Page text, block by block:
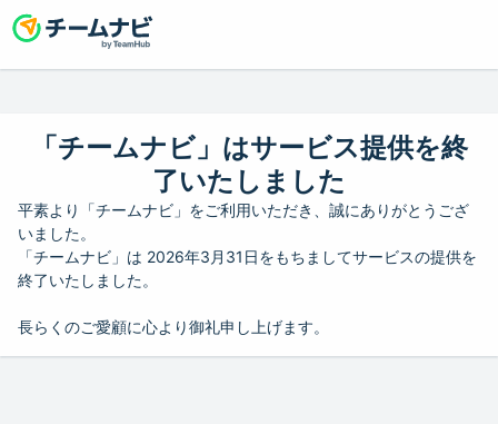
「チームナビ」はサービス提供を終
了いたしました
平素より「チームナビ」をご利用いただき、誠にありがとうござ
いました。
「チームナビ」は 2026年3月31日をもちましてサービスの提供を
終了いたしました。
長らくのご愛顧に心より御礼申し上げます。